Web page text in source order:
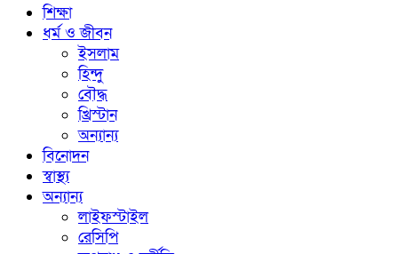
শিক্ষা
ধর্ম ও জীবন
ইসলাম
হিন্দু
বৌদ্ধ
খ্রিস্টান
অন্যান্য
বিনোদন
স্বাস্থ্য
অন্যান্য
লাইফস্টাইল
রেসিপি